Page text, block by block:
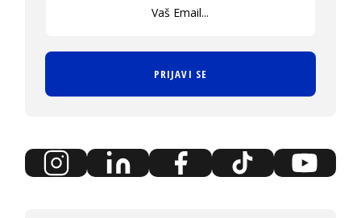
PRIJAVI SE